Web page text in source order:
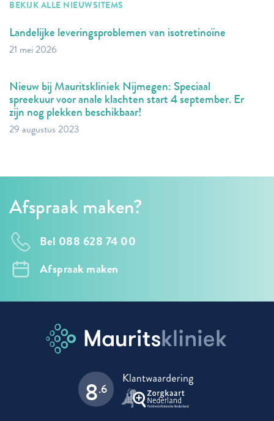
BEKIJK ALLE NIEUWSITEMS
Landelijke leveringsproblemen van isotretinoïne
21 mei 2026
Nieuw bij Mauritskliniek Nijmegen: Speciaal
spreekuur voor anale klachten start 4 september. Er
zijn nog plekken beschikbaar!
29 augustus 2023
Afspraak maken?
Bel 088 628 74 00
Afspraak maken
8.6